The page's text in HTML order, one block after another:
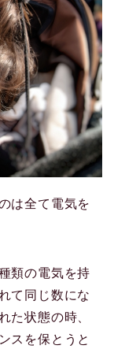
は全て電気を
類の電気を持
て同じ数にな
た状態の時、
スを保とうと